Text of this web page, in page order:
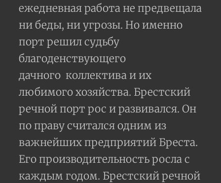
ежедневная работа не предвещала
ни беды, ни угрозы. Но именно
порт решил судьбу
благоденствующего
дачного коллектива и их
любимого хозяйства. Брестский
речной порт рос и развивался. Он
по праву считался одним из
важнейших предприятий Бреста.
Его производительность росла с
каждым годом. Брестский речной